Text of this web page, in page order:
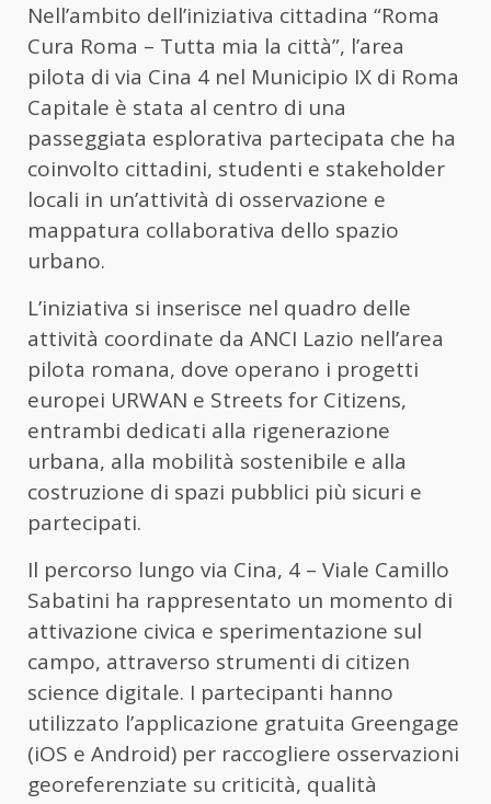
Nell’ambito dell’iniziativa cittadina “Roma
Cura Roma – Tutta mia la città”, l’area
pilota di via Cina 4 nel Municipio IX di Roma
Capitale è stata al centro di una
passeggiata esplorativa partecipata che ha
coinvolto cittadini, studenti e stakeholder
locali in un’attività di osservazione e
mappatura collaborativa dello spazio
urbano.
L’iniziativa si inserisce nel quadro delle
attività coordinate da ANCI Lazio nell’area
pilota romana, dove operano i progetti
europei URWAN e Streets for Citizens,
entrambi dedicati alla rigenerazione
urbana, alla mobilità sostenibile e alla
costruzione di spazi pubblici più sicuri e
partecipati.
Il percorso lungo via Cina, 4 – Viale Camillo
Sabatini ha rappresentato un momento di
attivazione civica e sperimentazione sul
campo, attraverso strumenti di citizen
science digitale. I partecipanti hanno
utilizzato l’applicazione gratuita Greengage
(iOS e Android) per raccogliere osservazioni
georeferenziate su criticità, qualità